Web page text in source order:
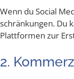
Wenn du Social
schrän­kun­gen. Du
Platt­for­men zur
2.